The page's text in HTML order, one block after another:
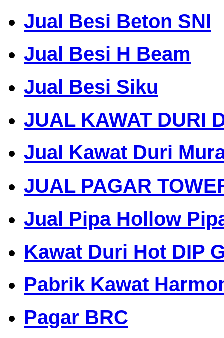
Jual Besi Beton SNI
Jual Besi H Beam
Jual Besi Siku
JUAL KAWAT DURI
Jual Kawat Duri
JUAL PAGAR
Jual Pipa Hollow
Kawat Duri Hot DIP
Pabrik Kawat
Pagar BRC